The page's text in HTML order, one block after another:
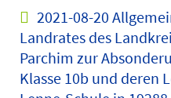
2021-08-20
Landrates des
Parchim zur
Klasse 10b und deren